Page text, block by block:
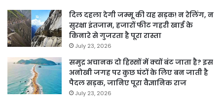
दिल दहला देगी जम्मू की यह सड़क! न रेलिंग, न
सुरक्षा इंतजाम, हजारों फीट गहरी खाई के
किनारे से गुजरता है पूरा रास्ता
July 23, 2026
समुद्र अचानक दो हिस्सों में क्यों बंट जाता है? इस
अनोखी जगह पर कुछ घंटों के लिए बन जाती है
पैदल सड़क, जानिए पूरा वैज्ञानिक राज
July 23, 2026